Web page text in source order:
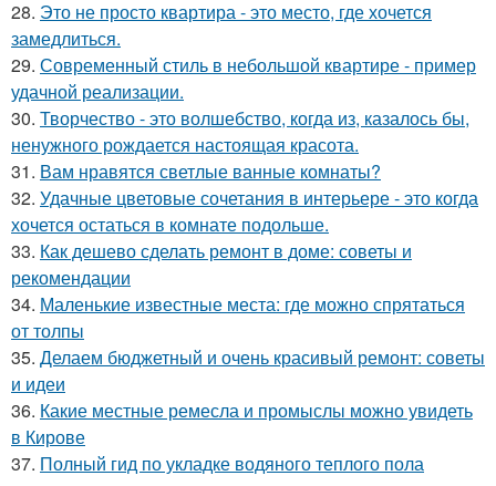
28. Это не просто квартира - это место, где хочется
замедлиться.
29. Современный стиль в небольшой квартире - пример
удачной реализации.
30. Творчество - это волшебство, когда из, казалось бы,
ненужного рождается настоящая красота.
31. Вам нравятся светлые ванные комнаты?
32. Удачные цветовые сочетания в интерьере - это когда
хочется остаться в комнате подольше.
33. Как дешево сделать ремонт в доме: советы и
рекомендации
34. Маленькие известные места: где можно спрятаться
от толпы
35. Делаем бюджетный и очень красивый ремонт: советы
и идеи
36. Какие местные ремесла и промыслы можно увидеть
в Кирове
37. Полный гид по укладке водяного теплого пола